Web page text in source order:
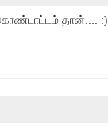
கொண்டாட்டம் தான்.... :)